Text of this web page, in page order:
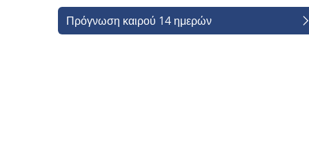
Πρόγνωση καιρού 14 ημερών